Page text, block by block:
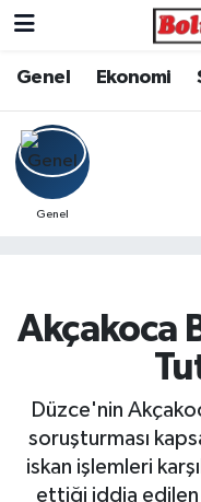
Genel Ekonomi
Genel
Akçakoca
Düzce'nin
soruşturması
iskan işlemleri
ettiği iddia edilen